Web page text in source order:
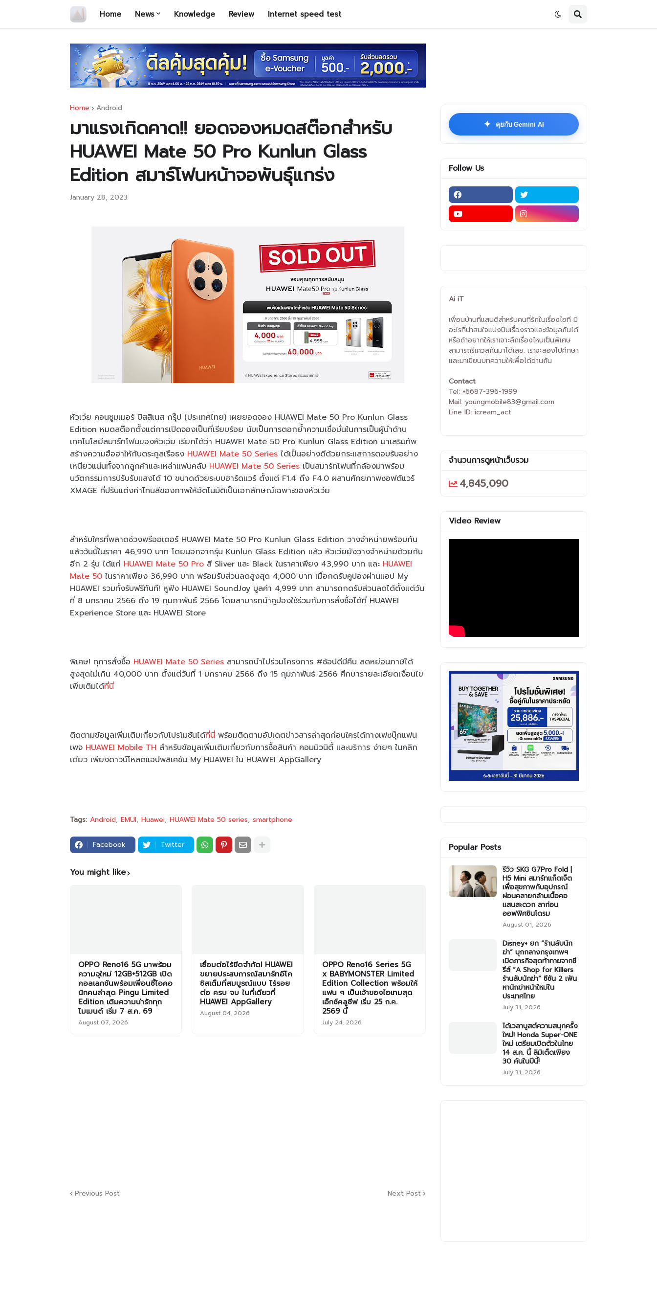
Home News Knowledge Review Internet speed test
Home Android
มาแรงเกิดคาด!! ยอดจองหมดสต๊อกสำหรับ
HUAWEI Mate 50 Pro Kunlun Glass
Edition สมาร์โฟนหน้าจอพันธุ์แกร่ง
January 28, 2023
หัวเว่ย คอนซูมเมอร์ บิสสิเนส กรุ๊ป (ประเทศไทย) เผยยอดจอง HUAWEI Mate 50 Pro Kunlun Glass
Edition หมดสต๊อกตั้งแต่การเปิดจองเป็นที่เรียบร้อย นับเป็นการตอกย้ำความเชื่อมั่นในการเป็นผู้นำด้าน
เทคโนโลยีสมาร์ทโฟนของหัวเว่ย เรียกได้ว่า HUAWEI Mate 50 Pro Kunlun Glass Edition มาเสริมทัพ
สร้างความฮือฮาให้กับตระกูลเรือธง HUAWEI Mate 50 Series ได้เป็นอย่างดีด้วยกระแสการตอบรับอย่าง
เหนียวแน่นทั้งจากลูกค้าและเหล่าแฟนคลับ HUAWEI Mate 50 Series เป็นสมาร์ทโฟนที่กล้องมาพร้อม
นวัตกรรมการปรับรับแสงได้ 10 ขนาดด้วยระบบฮาร์ดแวร์ ตั้งแต่ F1.4 ถึง F4.0 ผสานศักยภาพซอฟต์แวร์
XMAGE ที่ปรับแต่งค่าโทนสีของภาพให้อัตโนมัติเป็นเอกลักษณ์เฉพาะของหัวเว่ย
สำหรับใครที่พลาดช่วงพรีออเดอร์ HUAWEI Mate 50 Pro Kunlun Glass Edition วางจำหน่ายพร้อมกัน
แล้ววันนี้ในราคา 46,990 บาท โดยนอกจากรุ่น Kunlun Glass Edition แล้ว หัวเว่ยยังวางจำหน่ายด้วยกัน
อีก 2 รุ่น ได้แก่ HUAWEI Mate 50 Pro สี Sliver และ Black ในราคาเพียง 43,990 บาท และ HUAWEI
Mate 50 ในราคาเพียง 36,990 บาท พร้อมรับส่วนลดสูงสุด 4,000 บาท เมื่อกดรับคูปองผ่านแอป My
HUAWEI รวมทั้งรับฟรีทันที! หูฟัง HUAWEI SoundJoy มูลค่า 4,999 บาท สามารถกดรับส่วนลดได้ตั้งแต่วัน
ที่ 8 มกราคม 2566 ถึง 19 กุมภาพันธ์ 2566 โดยสามารถนำคูปองใช้ร่วมกับการสั่งซื้อได้ที่ HUAWEI
Experience Store และ HUAWEI Store
พิเศษ! ทุการสั่งซื้อ HUAWEI Mate 50 Series สามารถนำไปร่วมโครงการ #ช้อปดีมีคืน ลดหย่อนภาษีได้
สูงสุดไม่เกิน 40,000 บาท ตั้งแต่วันที่ 1 มกราคม 2566 ถึง 15 กุมภาพันธ์ 2566 ศึกษารายละเอียดเงื่อนไข
เพิ่มเติมได้ที่นี่
ติดตามข้อมูลเพิ่มเติมเกี่ยวกับโปรโมชันได้ที่นี่ พร้อมติดตามอัปเดตข่าวสารล่าสุดก่อนใครได้ทางเฟซบุ๊กแฟน
เพจ HUAWEI Mobile TH สำหรับข้อมูลเพิ่มเติมเกี่ยวกับการซื้อสินค้า คอมมิวนิตี้ และบริการ ง่ายๆ ในคลิก
เดียว เพียงดาวน์โหลดแอปพลิเคชัน My HUAWEI ใน HUAWEI AppGallery
Tags: Android EMUI Huawei HUAWEI Mate 50 series smartphone
Facebook Twitter
You might like
OPPO Reno16 5G มาพร้อม
ความจุใหม่ 12GB+512GB เปิด
คอลเลกชันพร้อมเพื่อนซี้ไอคอ
นิกคนล่าสุด Pingu Limited
Edition เติมความน่ารักทุก
โมเมนต์ เริ่ม 7 ส.ค. 69
August 07, 2026
เชื่อมต่อไร้ขีดจำกัด! HUAWEI
ขยายประสบการณ์สมาร์ทอีโค
ซิสเต็มที่สมบูรณ์แบบ ไร้รอย
ต่อ ครบ จบ ในที่เดียวที่
HUAWEI AppGallery
August 04, 2026
OPPO Reno16 Series 5G
x BABYMONSTER Limited
Edition Collection พร้อมให้
แฟน ๆ เป็นเจ้าของไอเทมสุด
เอ็กซ์คลูซีฟ เริ่ม 25 ก.ค.
2569 นี้
July 24, 2026
Previous Post Next Post
✦ คุยกับ Gemini AI
Follow Us
Ai iT
เพื่อนบ้านที่แสนดีสำหรับคนที่รักในเรื่องไอที มี
อะไรที่น่าสนใจแบ่งปันเรื่องราวและข้อมูลกันได้
หรือถ้าอยากให้เราเจาะลึกเรื่องไหนเป็นพิเศษ
สามารถรีเควสกันมาได้เลย. เราจะลองไปศึกษา
และมาเขียนบทความให้เพื่อได้อ่านกัน
Contact
Tel: +6687-396-1999
Mail: youngmobile83@gmail.com
Line ID: icream_act
จำนวนการดูหน้าเว็บรวม
4,845,090
Video Review
Popular Posts
รีวิว SKG G7Pro Fold |
H5 Mini สมาร์ทแก็ดเจ็ต
เพื่อสุขภาพกับอุปกรณ์
ผ่อนคลายกล้ามเนื้อคอ
แสนสะดวก ลาก่อน
ออฟฟิศซินโดรม
August 01, 2026
Disney+ ยก “ร้านลับนัก
ฆ่า” บุกกลางกรุงเทพฯ
เปิดภารกิจสุดท้าทายจากซี
รีส์ “A Shop for Killers
ร้านลับนักฆ่า” ซีซัน 2 เฟ้น
หานักฆ่าหน้าใหม่ใน
ประเทศไทย
July 31, 2026
ได้เวลาบูสต์ความสนุกครั้ง
ใหม่! Honda Super-ONE
ใหม่ เตรียมเปิดตัวในไทย
14 ส.ค. นี้ ลิมิเต็ดเพียง
30 คันในปีนี้!
July 31, 2026